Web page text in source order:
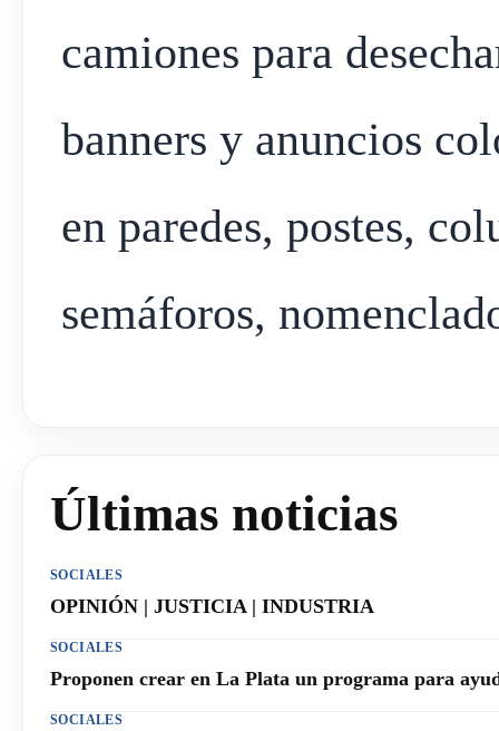
camiones para
banners y anuncios
en paredes, postes,
semáforos,
Últimas noticias
SOCIALES
OPINIÓN | JUSTICIA | INDUSTRIA
SOCIALES
Proponen crear en La Plata un programa para
SOCIALES